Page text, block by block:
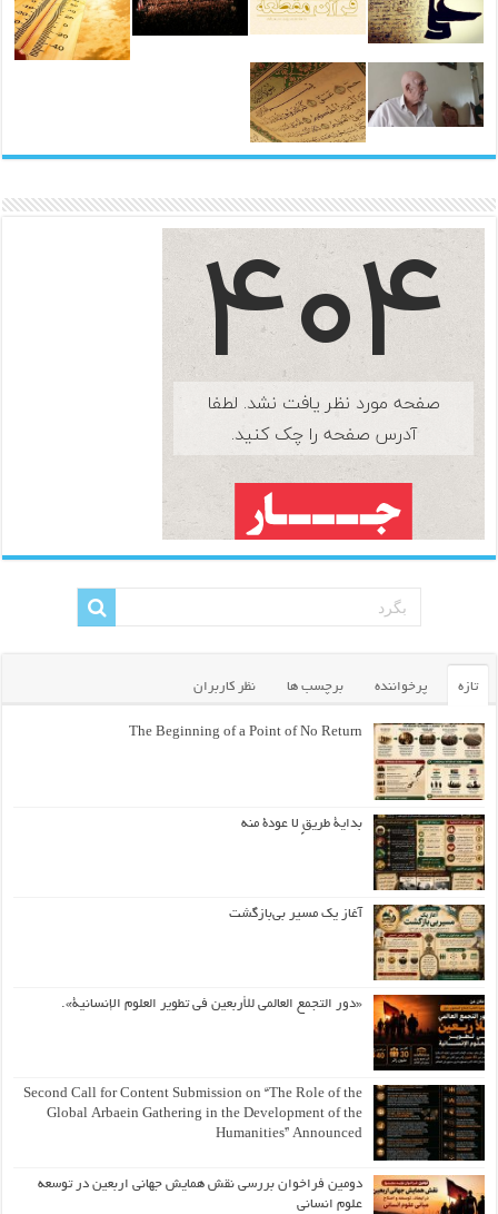
تازه پرخواننده برچسب ها نظر کاربران
The Beginning of a Point of No Return
بداية طريقٍ لا عودة منه
آغاز یک مسیر بی‌بازگشت
«دور التجمع العالمي للأربعين في تطوير العلوم الإنسانية».
Second Call for Content Submission on “The Role of the
Global Arbaein Gathering in the Development of the
Humanities” Announced
دومین فراخوان بررسی نقش همایش جهانی اربعین در توسعه
علوم انسانی